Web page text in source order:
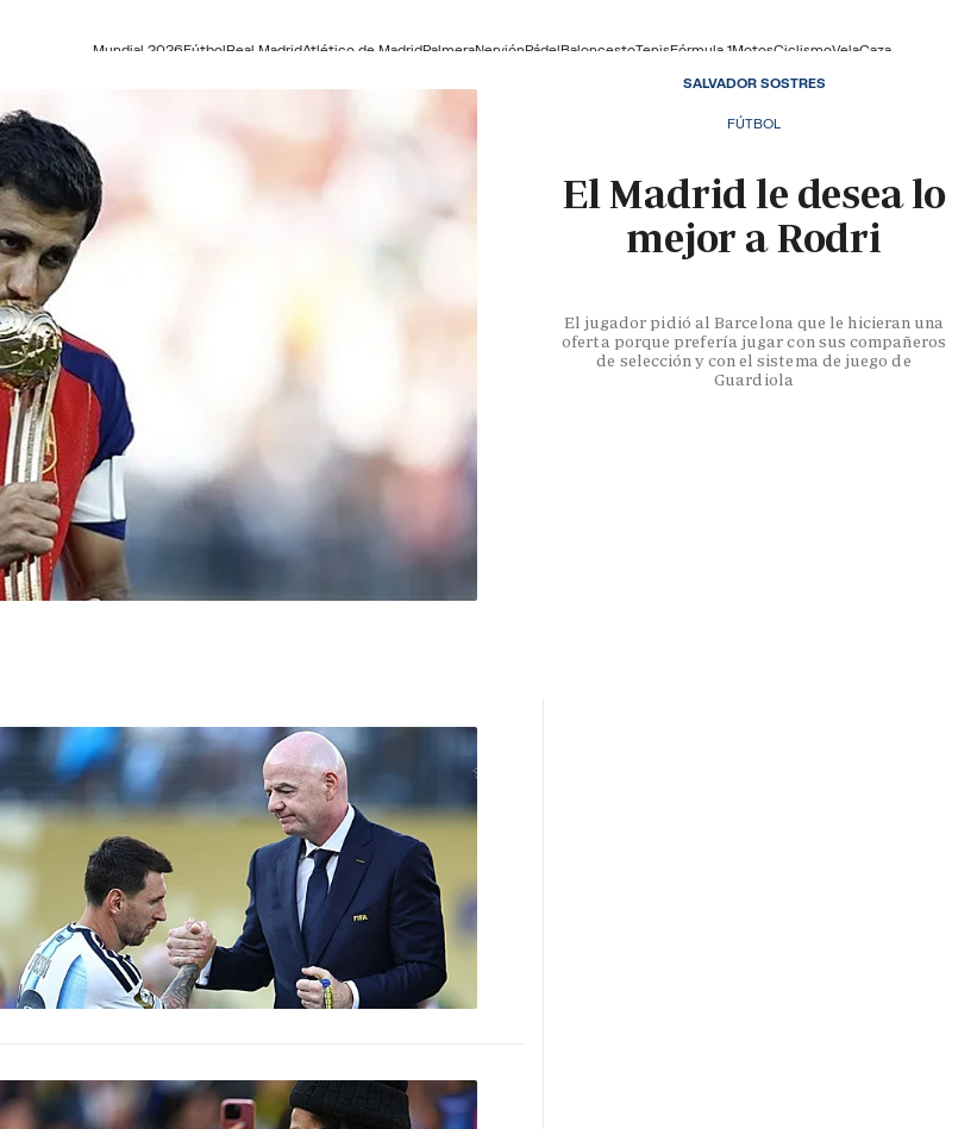
Mundial 2026FútbolReal MadridAtlético de MadridPalmeraNerviónPádelBaloncestoTenisFórmula 1MotosCiclismoVelaCaza
FÚTBOL
El Madrid le desea lo
mejor a Rodri
El jugador pidió al Barcelona que le hicieran una
oferta porque prefería jugar con sus compañeros
de selección y con el sistema de juego de
Guardiola
SALVADOR SOSTRES